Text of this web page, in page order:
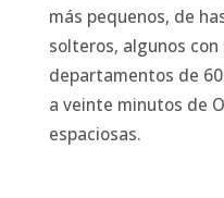
más pequenos, de
solteros, algunos
departamentos de
a veinte minutos de
espaciosas.